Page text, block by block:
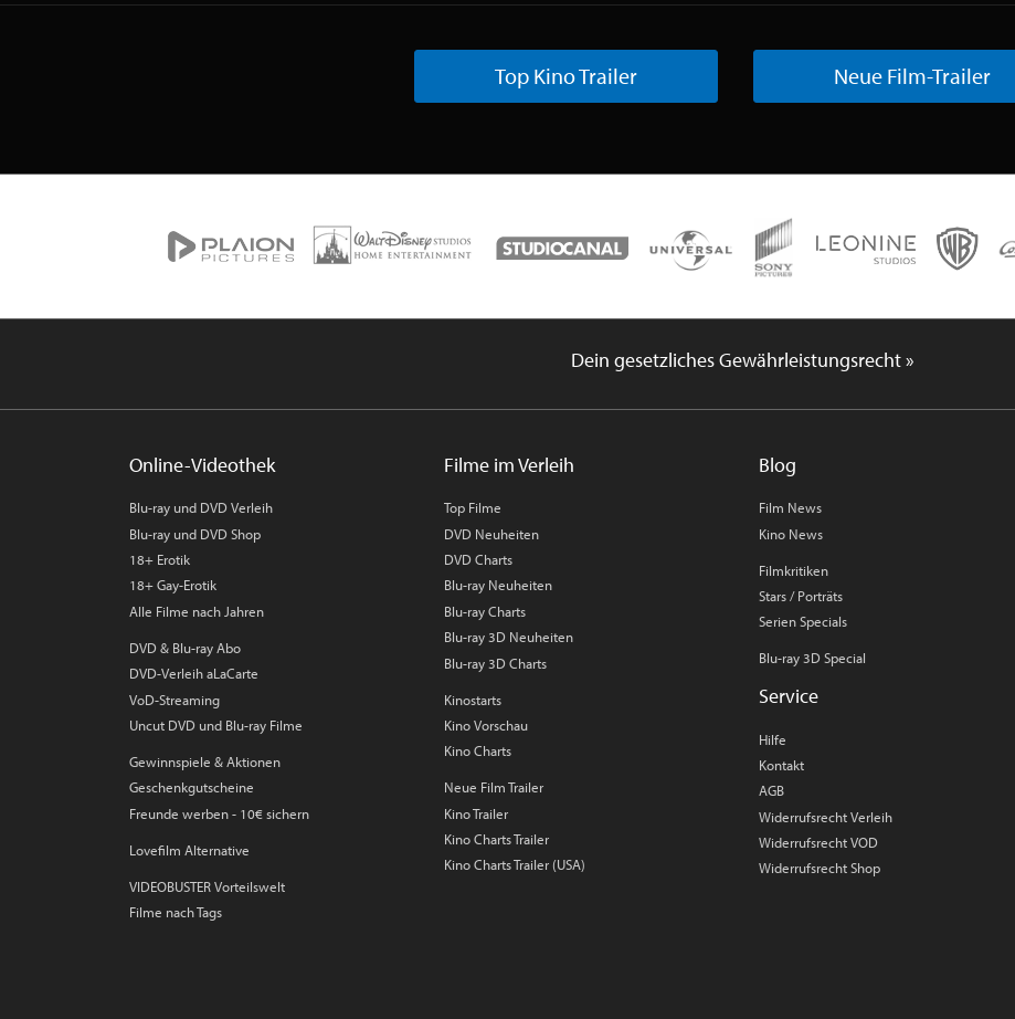
Top Kino Trailer Neue Film-Trailer
Dein gesetzliches Gewährleistungsrecht »
Online-Videothek
Blu-ray und DVD Verleih
Blu-ray und DVD Shop
18+ Erotik
18+ Gay-Erotik
Alle Filme nach Jahren
DVD & Blu-ray Abo
DVD-Verleih aLaCarte
VoD-Streaming
Uncut DVD und Blu-ray Filme
Gewinnspiele & Aktionen
Geschenkgutscheine
Freunde werben - 10€ sichern
Lovefilm Alternative
VIDEOBUSTER Vorteilswelt
Filme nach Tags
Filme im Verleih
Top Filme
DVD Neuheiten
DVD Charts
Blu-ray Neuheiten
Blu-ray Charts
Blu-ray 3D Neuheiten
Blu-ray 3D Charts
Kinostarts
Kino Vorschau
Kino Charts
Neue Film Trailer
Kino Trailer
Kino Charts Trailer
Kino Charts Trailer (USA)
Blog
Film News
Kino News
Filmkritiken
Stars / Porträts
Serien Specials
Blu-ray 3D Special
Service
Hilfe
Kontakt
AGB
Widerrufsrecht Verleih
Widerrufsrecht VOD
Widerrufsrecht Shop